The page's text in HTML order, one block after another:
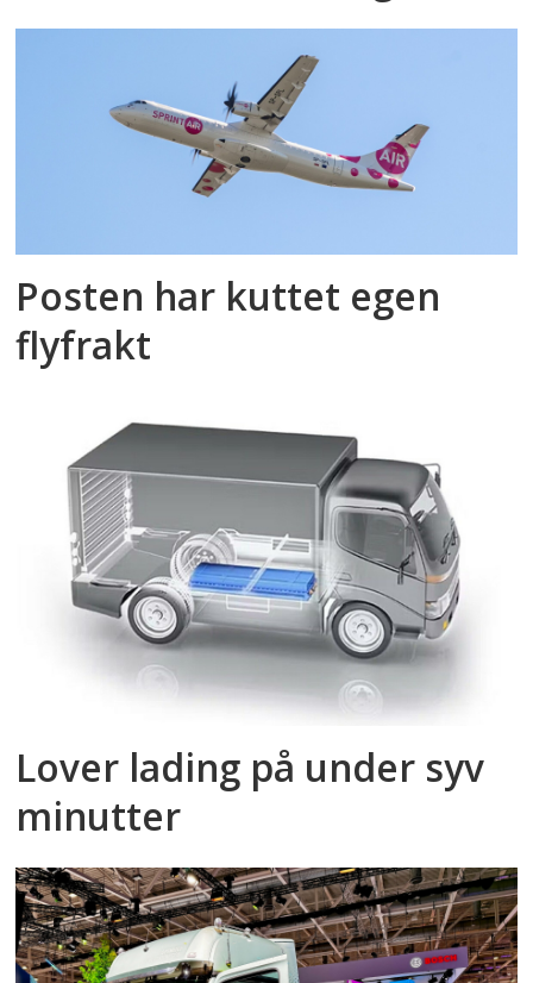
Posten har kuttet egen
flyfrakt
Lover lading på under syv
minutter